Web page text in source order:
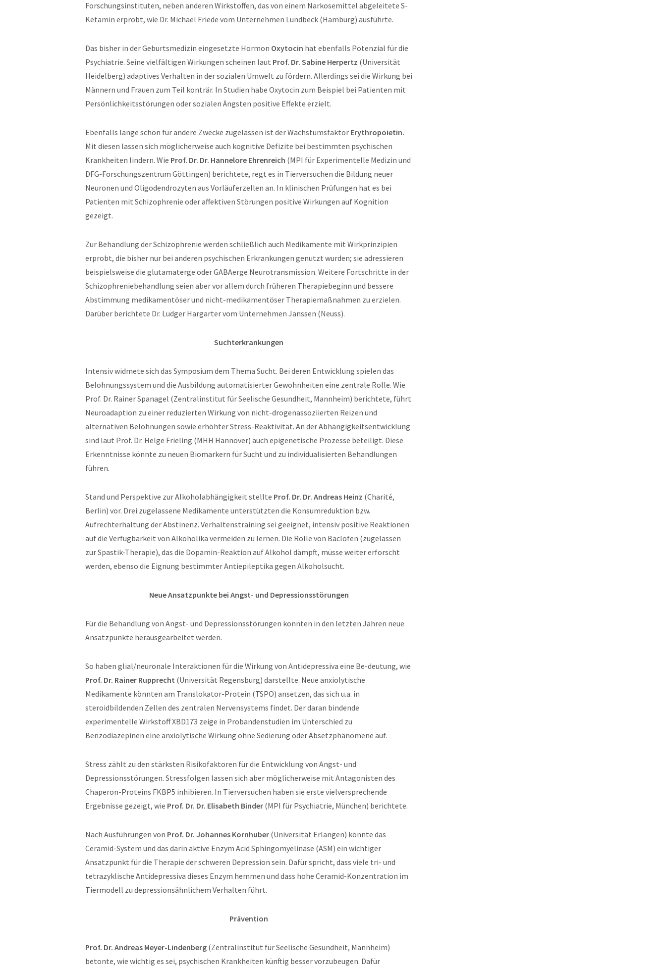
Forschungsinstituten, neben anderen Wirkstoffen, das von einem Narkosemittel abgeleitete S-
Ketamin erprobt, wie Dr. Michael Friede vom Unternehmen Lundbeck (Hamburg) ausführte.
Das bisher in der Geburtsmedizin eingesetzte Hormon Oxytocin hat ebenfalls Potenzial für die
Psychiatrie. Seine vielfältigen Wirkungen scheinen laut Prof. Dr. Sabine Herpertz (Universität
Heidelberg) adaptives Verhalten in der sozialen Umwelt zu fördern. Allerdings sei die Wirkung bei
Männern und Frauen zum Teil konträr. In Studien habe Oxytocin zum Beispiel bei Patienten mit
Persönlichkeitsstörungen oder sozialen Ängsten positive Effekte erzielt.
Ebenfalls lange schon für andere Zwecke zugelassen ist der Wachstumsfaktor Erythropoietin.
Mit diesen lassen sich möglicherweise auch kognitive Defizite bei bestimmten psychischen
Krankheiten lindern. Wie Prof. Dr. Dr. Hannelore Ehrenreich (MPI für Experimentelle Medizin und
DFG-Forschungszentrum Göttingen) berichtete, regt es in Tierversuchen die Bildung neuer
Neuronen und Oligodendrozyten aus Vorläuferzellen an. In klinischen Prüfungen hat es bei
Patienten mit Schizophrenie oder affektiven Störungen positive Wirkungen auf Kognition
gezeigt.
Zur Behandlung der Schizophrenie werden schließlich auch Medikamente mit Wirkprinzipien
erprobt, die bisher nur bei anderen psychischen Erkrankungen genutzt wurden; sie adressieren
beispielsweise die glutamaterge oder GABAerge Neurotransmission. Weitere Fortschritte in der
Schizophreniebehandlung seien aber vor allem durch früheren Therapiebeginn und bessere
Abstimmung medikamentöser und nicht-medikamentöser Therapiemaßnahmen zu erzielen.
Darüber berichtete Dr. Ludger Hargarter vom Unternehmen Janssen (Neuss).
Suchterkrankungen
Intensiv widmete sich das Symposium dem Thema Sucht. Bei deren Entwicklung spielen das
Belohnungssystem und die Ausbildung automatisierter Gewohnheiten eine zentrale Rolle. Wie
Prof. Dr. Rainer Spanagel (Zentralinstitut für Seelische Gesundheit, Mannheim) berichtete, führt
Neuroadaption zu einer reduzierten Wirkung von nicht-drogenassoziierten Reizen und
alternativen Belohnungen sowie erhöhter Stress-Reaktivität. An der Abhängigkeitsentwicklung
sind laut Prof. Dr. Helge Frieling (MHH Hannover) auch epigenetische Prozesse beteiligt. Diese
Erkenntnisse könnte zu neuen Biomarkern für Sucht und zu individualisierten Behandlungen
führen.
Stand und Perspektive zur Alkoholabhängigkeit stellte Prof. Dr. Dr. Andreas Heinz (Charité,
Berlin) vor. Drei zugelassene Medikamente unterstützten die Konsumreduktion bzw.
Aufrechterhaltung der Abstinenz. Verhaltenstraining sei geeignet, intensiv positive Reaktionen
auf die Verfügbarkeit von Alkoholika vermeiden zu lernen. Die Rolle von Baclofen (zugelassen
zur Spastik-Therapie), das die Dopamin-Reaktion auf Alkohol dämpft, müsse weiter erforscht
werden, ebenso die Eignung bestimmter Antiepileptika gegen Alkoholsucht.
Neue Ansatzpunkte bei Angst- und Depressionsstörungen
Für die Behandlung von Angst- und Depressionsstörungen konnten in den letzten Jahren neue
Ansatzpunkte herausgearbeitet werden.
So haben glial/neuronale Interaktionen für die Wirkung von Antidepressiva eine Be-deutung, wie
Prof. Dr. Rainer Rupprecht (Universität Regensburg) darstellte. Neue anxiolytische
Medikamente könnten am Translokator-Protein (TSPO) ansetzen, das sich u.a. in
steroidbildenden Zellen des zentralen Nervensystems findet. Der daran bindende
experimentelle Wirkstoff XBD173 zeige in Probandenstudien im Unterschied zu
Benzodiazepinen eine anxiolytische Wirkung ohne Sedierung oder Absetzphänomene auf.
Stress zählt zu den stärksten Risikofaktoren für die Entwicklung von Angst- und
Depressionsstörungen. Stressfolgen lassen sich aber möglicherweise mit Antagonisten des
Chaperon-Proteins FKBP5 inhibieren. In Tierversuchen haben sie erste vielversprechende
Ergebnisse gezeigt, wie Prof. Dr. Dr. Elisabeth Binder (MPI für Psychiatrie, München) berichtete.
Nach Ausführungen von Prof. Dr. Johannes Kornhuber (Universität Erlangen) könnte das
Ceramid-System und das darin aktive Enzym Acid Sphingomyelinase (ASM) ein wichtiger
Ansatzpunkt für die Therapie der schweren Depression sein. Dafür spricht, dass viele tri- und
tetrazyklische Antidepressiva dieses Enzym hemmen und dass hohe Ceramid-Konzentration im
Tiermodell zu depressionsähnlichem Verhalten führt.
Prävention
Prof. Dr. Andreas Meyer-Lindenberg (Zentralinstitut für Seelische Gesundheit, Mannheim)
betonte, wie wichtig es sei, psychischen Krankheiten künftig besser vorzubeugen. Dafür